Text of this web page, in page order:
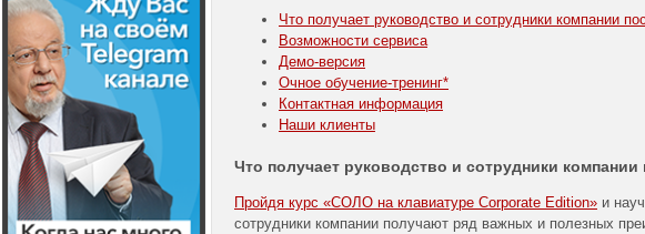
Что получает руководство и сотрудники компании
Возможности сервиса
Демо-версия
Очное обучение-тренинг*
Контактная информация
Наши клиенты
Что получает руководство и сотрудники компании
Пройдя курс «СОЛО на клавиатуре Corporate Edition» и
сотрудники компании получают ряд важных и полезных